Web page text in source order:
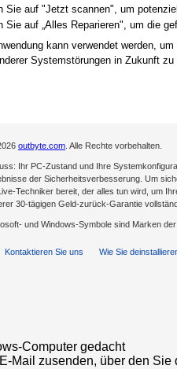
Sie auf "Jetzt scannen", um
Sie auf „Alles Reparieren", um die
kann verwendet werden,
Systemstörungen in Zukunft zu
outbyte.com . Alle Rechte vorbehalten.
Ihr PC-Zustand und Ihre
der Sicherheitsverbesserung. Um
Techniker bereit, der alles tun wird, um
30-tägigen Geld-zurück-Garantie
und Windows-Symbole sind Marken
Kontaktieren Sie uns Wie Sie
Computer gedacht
Mail zusenden, über den